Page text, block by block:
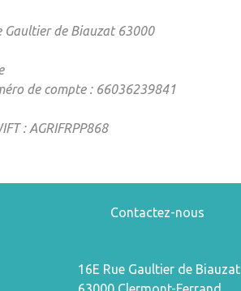
Gaultier de Biauzat 63000
de compte : 66036239841
: AGRIFRPP868
Contactez-nous
16E Rue Gaultier de Biauzat